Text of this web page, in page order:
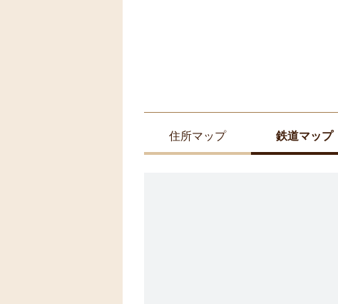
住所マップ 鉄道マップ